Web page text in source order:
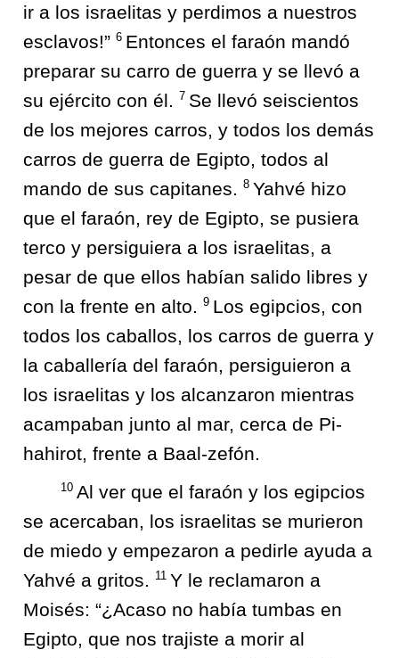
ir a los israelitas y perdimos a nuestros
esclavos!” 6 Entonces el faraón mandó
preparar su carro de guerra y se llevó a
su ejército con él. 7 Se llevó seiscientos
de los mejores carros, y todos los demás
carros de guerra de Egipto, todos al
mando de sus capitanes. 8 Yahvé hizo
que el faraón, rey de Egipto, se pusiera
terco y persiguiera a los israelitas, a
pesar de que ellos habían salido libres y
con la frente en alto. 9 Los egipcios, con
todos los caballos, los carros de guerra y
la caballería del faraón, persiguieron a
los israelitas y los alcanzaron mientras
acampaban junto al mar, cerca de Pi-
hahirot, frente a Baal-zefón.
10 Al ver que el faraón y los egipcios
se acercaban, los israelitas se murieron
de miedo y empezaron a pedirle ayuda a
Yahvé a gritos.
11 Y le reclamaron a
Moisés: “¿Acaso no había tumbas en
Egipto, que nos trajiste a morir al